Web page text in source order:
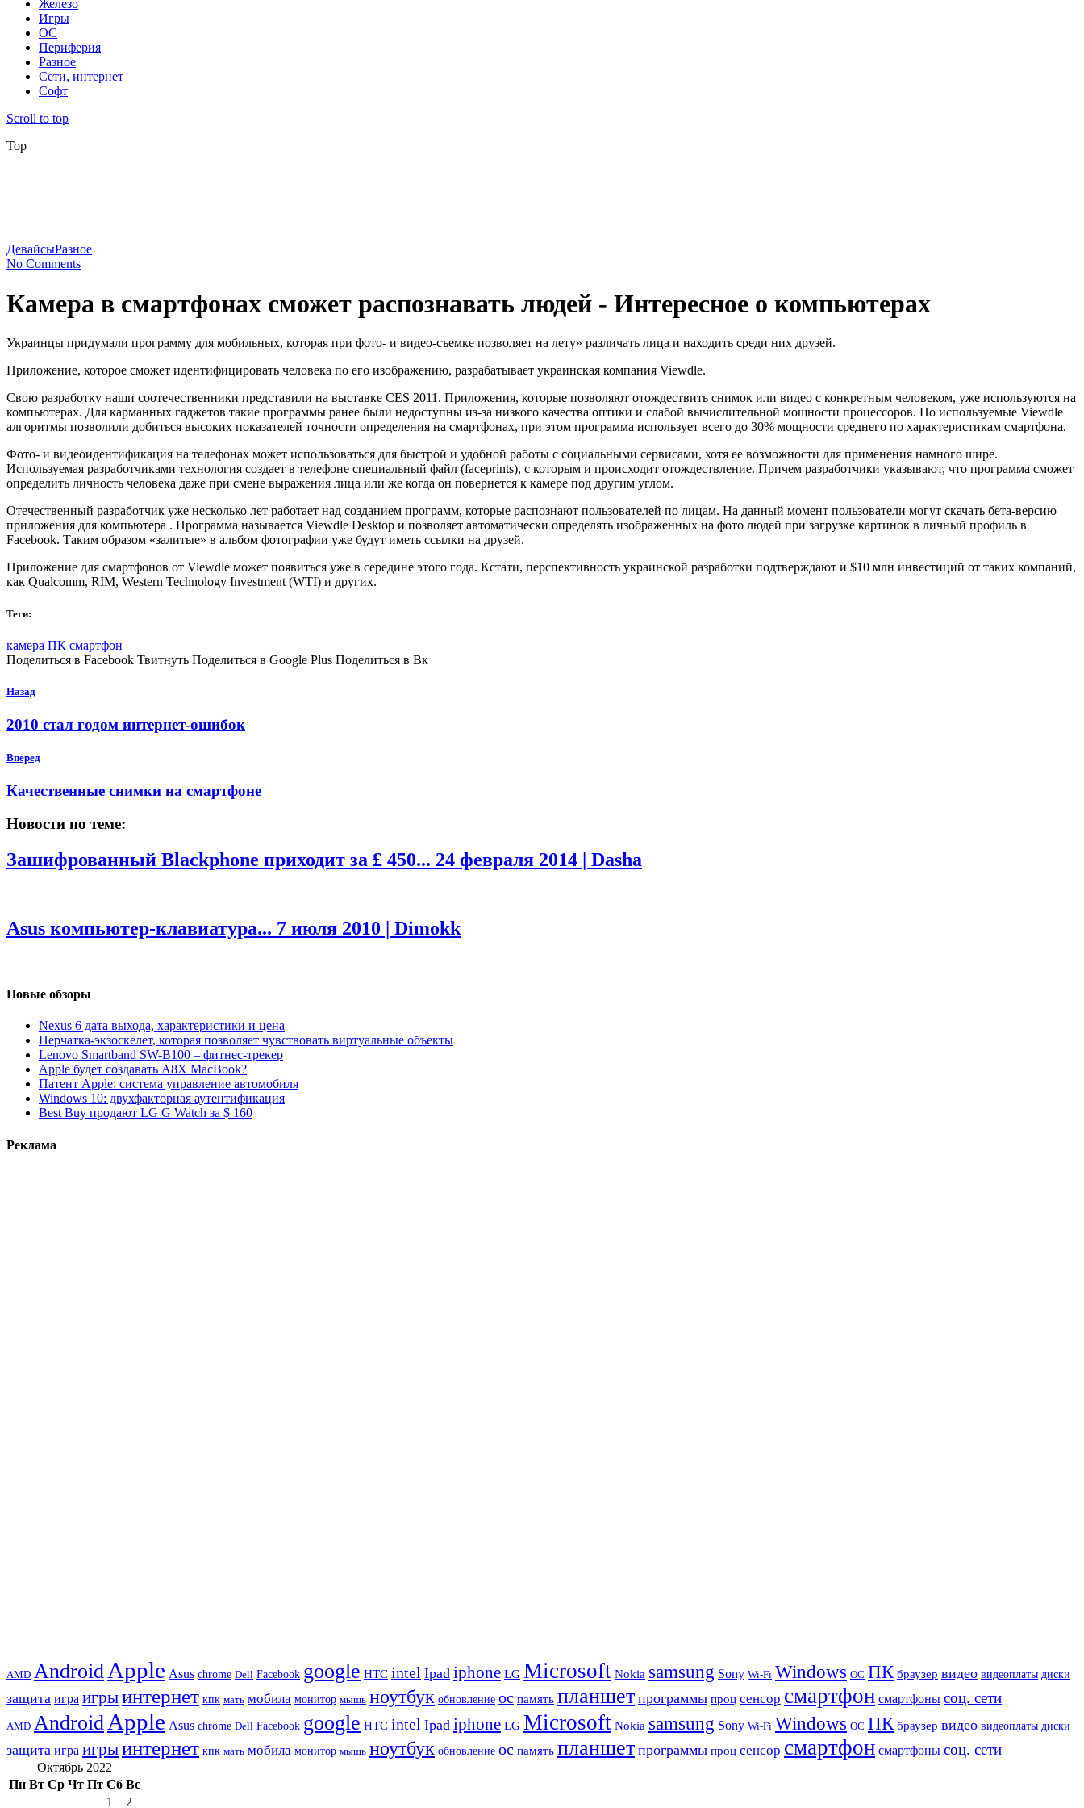
Железо
Игры
ОС
Периферия
Разное
Сети, интернет
Софт
Scroll to top
Top
ДевайсыРазное
No Comments
Камера в смартфонах сможет распознавать людей - Интересное о компьютерах
Украинцы придумали программу для мобильных, которая при фото- и видео-съемке позволяет на лету» различать лица и находить среди них друзей.
Приложение, которое сможет идентифицировать человека по его изображению, разрабатывает украинская компания Viewdle.
Свою разработку наши соотечественники представили на выставке CES 2011. Приложения, которые позволяют отождествить снимок или видео с конкретным человеком, уже используются на
компьютерах. Для карманных гаджетов такие программы ранее были недоступны из-за низкого качества оптики и слабой вычислительной мощности процессоров. Но используемые Viewdle
алгоритмы позволили добиться высоких показателей точности определения на смартфонах, при этом программа использует всего до 30% мощности среднего по характеристикам смартфона.
Фото- и видеоидентификация на телефонах может использоваться для быстрой и удобной работы с социальными сервисами, хотя ее возможности для применения намного шире.
Используемая разработчиками технология создает в телефоне специальный файл (faceprints), с которым и происходит отождествление. Причем разработчики указывают, что программа сможет
определить личность человека даже при смене выражения лица или же когда он повернется к камере под другим углом.
Отечественный разработчик уже несколько лет работает над созданием программ, которые распознают пользователей по лицам. На данный момент пользователи могут скачать бета-версию
приложения для компьютера . Программа называется Viewdle Desktop и позволяет автоматически определять изображенных на фото людей при загрузке картинок в личный профиль в
Facebook. Таким образом «залитые» в альбом фотографии уже будут иметь ссылки на друзей.
Приложение для смартфонов от Viewdle может появиться уже в середине этого года. Кстати, перспективность украинской разработки подтверждают и $10 млн инвестиций от таких компаний,
как Qualcomm, RIM, Western Technology Investment (WTI) и других.
Теги:
камера ПК смартфон
Поделиться в Facebook Твитнуть Поделиться в Google Plus Поделиться в Вк
Назад
2010 стал годом интернет-ошибок
Вперед
Качественные снимки на смартфоне
Новости по теме:
Зашифрованный Blackphone приходит за £ 450... 24 февраля 2014 | Dasha
Asus компьютер-клавиатура... 7 июля 2010 | Dimokk
Новые обзоры
Nexus 6 дата выхода, характеристики и цена
Перчатка-экзоскелет, которая позволяет чувствовать виртуальные объекты
Lenovo Smartband SW-B100 – фитнес-трекер
Apple будет создавать A8X MacBook?
Патент Apple: система управление автомобиля
Windows 10: двухфакторная аутентификация
Best Buy продают LG G Watch за $ 160
Реклама
AMD Android Apple Asus chrome Dell Facebook google HTC intel Ipad iphone LG Microsoft Nokia samsung Sony Wi-Fi Windows ОС ПК браузер видео видеоплаты диски
защита игра игрыинтернет кпк мать мобила монитор мышь ноутбук обновление ос память планшет программы проц сенсор смартфон смартфоны соц. сети
AMD Android Apple Asus chrome Dell Facebook google HTC intel Ipad iphone LG Microsoft Nokia samsung Sony Wi-Fi Windows ОС ПК браузер видео видеоплаты диски
защита игра игрыинтернет кпк мать мобила монитор мышь ноутбук обновление ос память планшет программы проц сенсор смартфон смартфоны соц. сети
Октябрь 2022
Пн Вт Ср Чт Пт Сб Вс
1
2